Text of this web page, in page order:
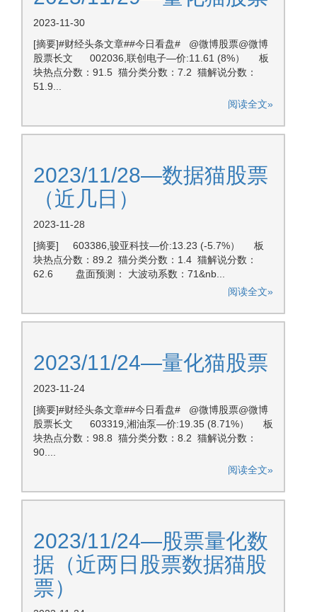
2023-11-30
[摘要]#财经头条文章##今日看盘# @微博股票@微博
股票长文 002036,联创电子—价:11.61 (8%） 板
块热点分数：91.5 猫分类分数：7.2 猫解说分数：
51.9...
阅读全文»
2023/11/28—数据猫股票
（近几日）
2023-11-28
[摘要] 603386,骏亚科技—价:13.23 (-5.7%） 板
块热点分数：89.2 猫分类分数：1.4 猫解说分数：
62.6 盘面预测： 大波动系数：71&nb...
阅读全文»
2023/11/24—量化猫股票
2023-11-24
[摘要]#财经头条文章##今日看盘# @微博股票@微博
股票长文 603319,湘油泵—价:19.35 (8.71%） 板
块热点分数：98.8 猫分类分数：8.2 猫解说分数：
90....
阅读全文»
2023/11/24—股票量化数
据（近两日股票数据猫股
票）